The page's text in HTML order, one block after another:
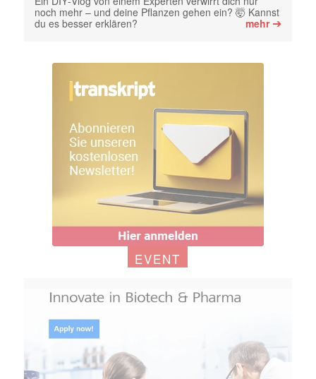
noch mehr – und deine Pflanzen gehen ein? 🤯 Kannst
du es besser erklären?
mehr➔
EVENT